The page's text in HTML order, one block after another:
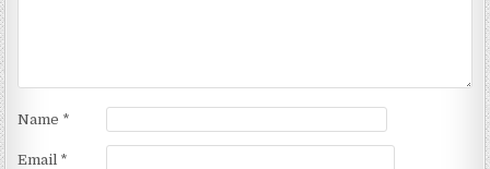
Name *
Email *